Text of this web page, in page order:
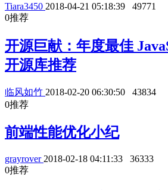
Tiara3450 2018-04-21 05:18:39
49771
0推荐
开源巨献：年度最佳
开源库推荐
临风如竹 2018-02-20 06:30:50
43834
0推荐
前端性能优化小纪
grayrover 2018-02-18 04:11:33
36333
0推荐